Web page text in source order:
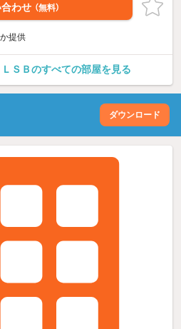
わせ （無料）
提供
ＳＢのすべての部屋を見る
ダウンロード